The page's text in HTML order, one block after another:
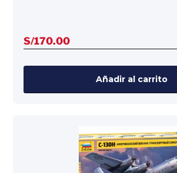
S/170.00
Añadir al carrito